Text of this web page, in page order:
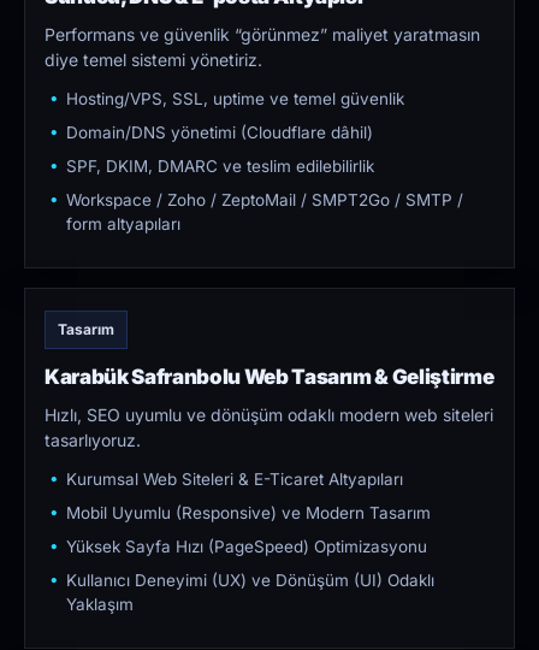
Performans ve güvenlik “görünmez” maliyet yaratmasın
diye temel sistemi yönetiriz.
Hosting/VPS, SSL, uptime ve temel güvenlik
Domain/DNS yönetimi (Cloudflare dâhil)
SPF, DKIM, DMARC ve teslim edilebilirlik
Workspace / Zoho / ZeptoMail / SMPT2Go / SMTP /
form altyapıları
Tasarım
Karabük Safranbolu Web Tasarım & Geliştirme
Hızlı, SEO uyumlu ve dönüşüm odaklı modern web siteleri
tasarlıyoruz.
Kurumsal Web Siteleri & E-Ticaret Altyapıları
Mobil Uyumlu (Responsive) ve Modern Tasarım
Yüksek Sayfa Hızı (PageSpeed) Optimizasyonu
Kullanıcı Deneyimi (UX) ve Dönüşüm (UI) Odaklı
Yaklaşım